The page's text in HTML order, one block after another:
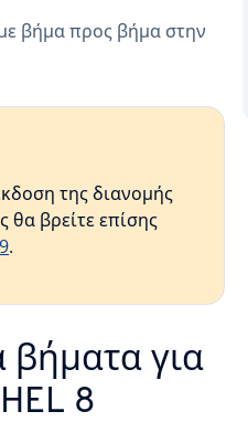
βήμα προς βήμα στην
της διανομής
θα βρείτε επίσης
.
βήματα για
8